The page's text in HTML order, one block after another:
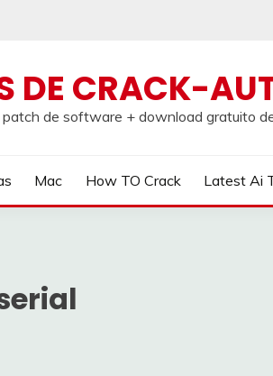
DE CRACK-
patch de software + download gratuito
Mac How TO Crack Latest Ai